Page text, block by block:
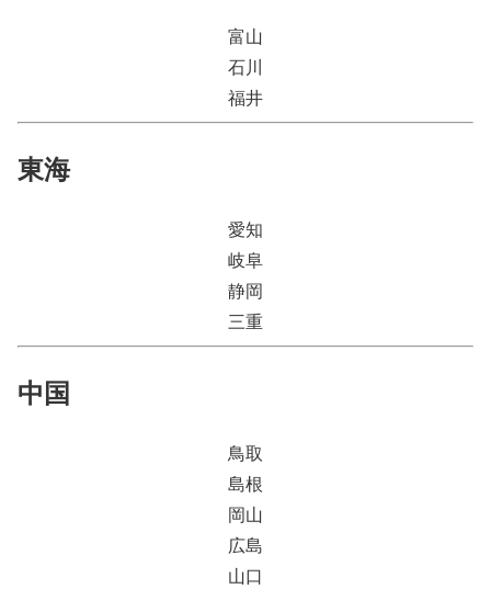
富山
石川
福井
東海
愛知
岐阜
静岡
三重
中国
鳥取
島根
岡山
広島
山口